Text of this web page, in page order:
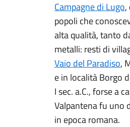
Campagne di Lugo,
popoli che
alta qualità, tanto
metalli: resti di
Vaio del Paradiso,
e in località Borgo
I sec. a.C., forse a
Valpantena fu uno
in epoca romana.